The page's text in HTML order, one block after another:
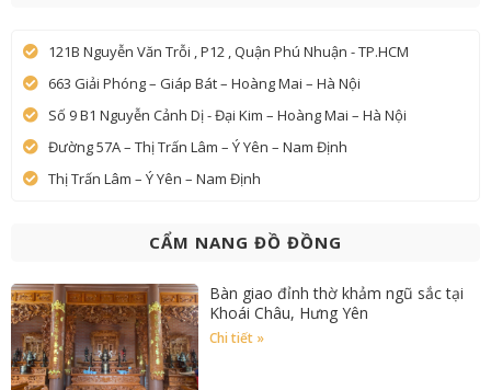
121B Nguyễn Văn Trỗi , P12 , Quận Phú Nhuận - TP.HCM
663 Giải Phóng – Giáp Bát – Hoàng Mai – Hà Nội
Số 9 B1 Nguyễn Cảnh Dị - Đại Kim – Hoàng Mai – Hà Nội
Đường 57A – Thị Trấn Lâm – Ý Yên – Nam Định
Thị Trấn Lâm – Ý Yên – Nam Định
CẨM NANG ĐỒ ĐỒNG
Bàn giao đỉnh thờ khảm ngũ sắc tại
Khoái Châu, Hưng Yên
Chi tiết »